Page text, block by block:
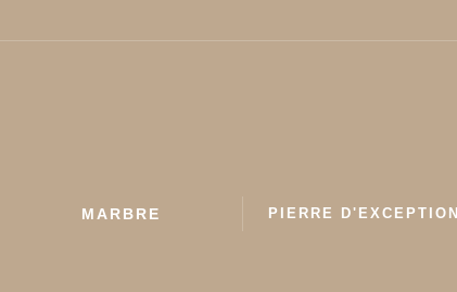
MARBRE PIERRE D'EXCEPTION